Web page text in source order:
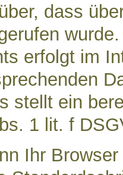
dass
erfolgt im
stellt ein
1 lit. f
Ihr